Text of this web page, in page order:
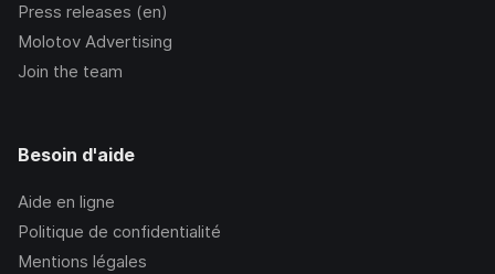
Press releases (en)
Molotov Advertising
Join the team
Besoin d'aide
Aide en ligne
Politique de confidentialité
Mentions légales